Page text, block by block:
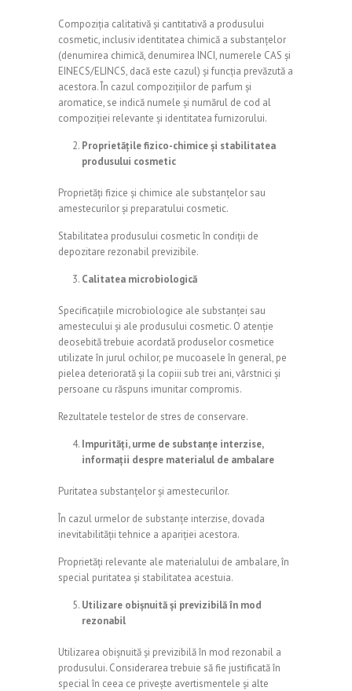
Compoziția calitativă și cantitativă a produsului
cosmetic, inclusiv identitatea chimică a substanțelor
(denumirea chimică, denumirea INCI, numerele CAS și
EINECS/ELINCS, dacă este cazul) și funcția prevăzută a
acestora. În cazul compozițiilor de parfum și
aromatice, se indică numele și numărul de cod al
compoziției relevante și identitatea furnizorului.
Proprietățile fizico-chimice și stabilitatea
produsului cosmetic
Proprietăți fizice și chimice ale substanțelor sau
amestecurilor și preparatului cosmetic.
Stabilitatea produsului cosmetic în condiții de
depozitare rezonabil previzibile.
Calitatea microbiologică
Specificațiile microbiologice ale substanței sau
amestecului și ale produsului cosmetic. O atenție
deosebită trebuie acordată produselor cosmetice
utilizate în jurul ochilor, pe mucoasele în general, pe
pielea deteriorată și la copiii sub trei ani, vârstnici și
persoane cu răspuns imunitar compromis.
Rezultatele testelor de stres de conservare.
Impurități, urme de substanțe interzise, ​​
informații despre materialul de ambalare
Puritatea substanțelor și amestecurilor.
În cazul urmelor de substanțe interzise, ​​dovada
inevitabilității tehnice a apariției acestora.
Proprietăți relevante ale materialului de ambalare, în
special puritatea și stabilitatea acestuia.
Utilizare obișnuită și previzibilă în mod
rezonabil
Utilizarea obișnuită și previzibilă în mod rezonabil a
produsului. Considerarea trebuie să fie justificată în
special în ceea ce privește avertismentele și alte